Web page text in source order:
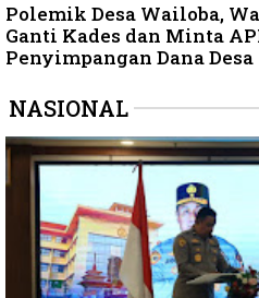
Polemik Desa Wailoba,
Ganti Kades dan Minta
Penyimpangan Dana Desa
NASIONAL